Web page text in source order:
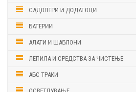
САДОПЕРИ И ДОДАТОЦИ
БАТЕРИИ
АЛАТИ И ШАБЛОНИ
ЛЕПИЛА И СРЕДСТВА ЗА ЧИСТЕЊЕ
АБС ТРАКИ